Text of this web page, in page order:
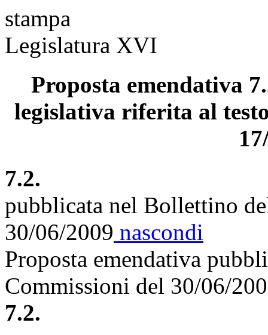
stampa
Legislatura XVI
Proposta emendativa
legislativa riferita al
7.2.
pubblicata nel Bollettino
30/06/2009 nascondi
Proposta emendativa
Commissioni del 30/06/
7.2.